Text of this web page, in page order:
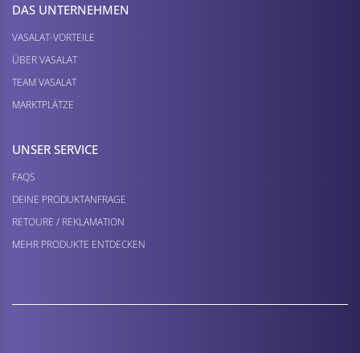
DAS UNTERNEHMEN
VASALAT-VORTEILE
ÜBER VASALAT
TEAM VASALAT
MARKTPLÄTZE
UNSER SERVICE
FAQS
DEINE PRODUKTANFRAGE
RETOURE / REKLAMATION
MEHR PRODUKTE ENTDECKEN